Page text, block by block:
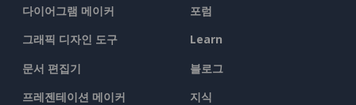
다이어그램 메이커
그래픽 디자인 도구
문서 편집기
프레젠테이션 메이커
포럼
Learn
블로그
지식